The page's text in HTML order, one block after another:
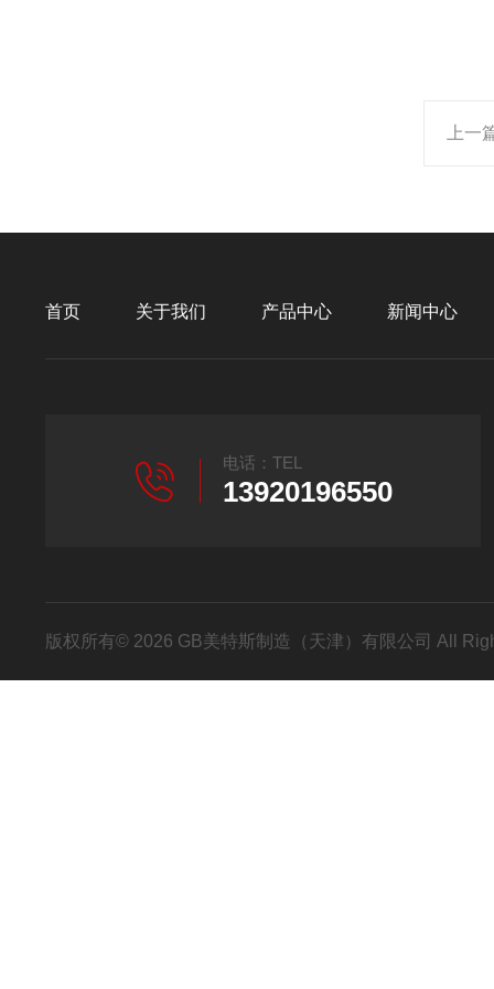
上一
首页 关于我们 产品中心 新闻中心
电话：TEL
13920196550
版权所有© 2026 GB美特斯制造（天津）有限公司 All